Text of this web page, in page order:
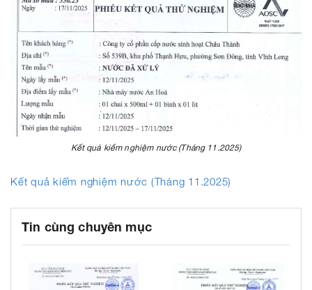
Kết quả kiểm nghiệm nước (Tháng 11.2025)
Kết quả kiểm nghiệm nước (Tháng 11.2025)
Tin cùng chuyên mục